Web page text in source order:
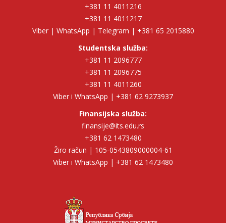
+381 11 4011216
+381 11 4011217
Viber | WhatsApp | Telegram | +381 65 2015880
Studentska služba:
+381 11 2096777
+381 11 2096775
+381 11 4011260
Viber i WhatsApp | +381 62 9273937
Finansijska služba:
finansije@its.edu.rs
+381 62 1473480
Žiro račun | 105-0543809000004-61
Viber i WhatsApp | +381 62 1473480